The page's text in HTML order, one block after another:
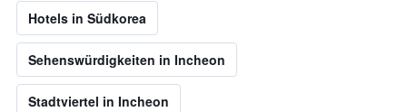
Hotels in Südkorea
Sehenswürdigkeiten in Incheon
Stadtviertel in Incheon